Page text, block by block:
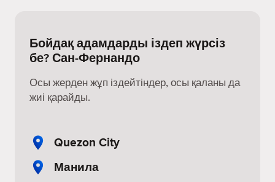
Бойдақ адамдарды іздеп жүрсіз
бе? Сан-Фернандо
Осы жерден жұп іздейтіндер, осы қаланы да
жиі қарайды.
Quezon City
Манила